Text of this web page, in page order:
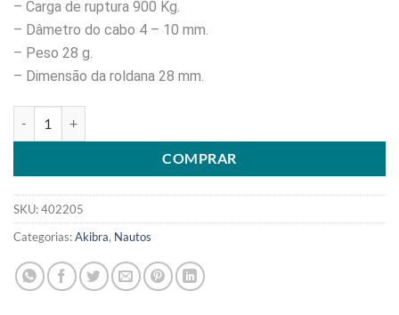
– Carga de ruptura 900 Kg.
– Dâmetro do cabo 4 – 10 mm.
– Peso 28 g.
– Dimensão da roldana 28 mm.
COMPRAR
SKU:402205
Categorias:Akibra, Nautos